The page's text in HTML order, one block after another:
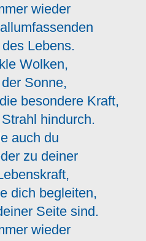
wieder
Lebens.
Wolken,
Sonne,
besondere Kraft,
hindurch.
auch du
zu deiner
dich begleiten,
Seite sind.
wieder